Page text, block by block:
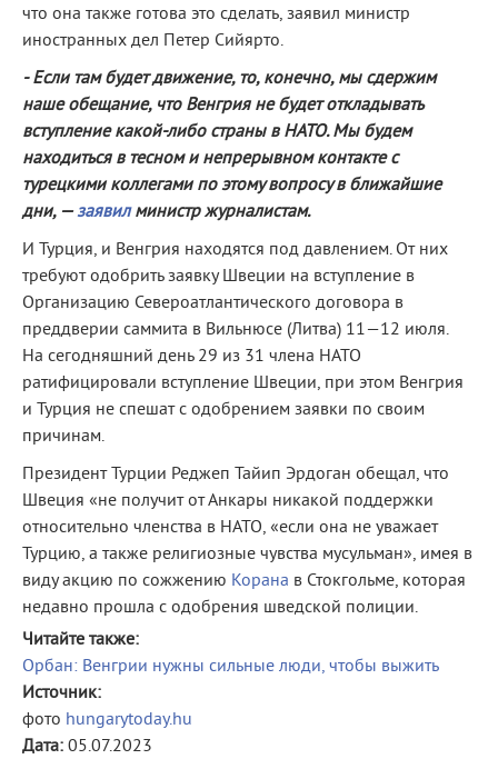
что она также готова это сделать, заявил министр
иностранных дел Петер Сийярто.
- Если там будет движение, то, конечно, мы сдержим
наше обещание, что Венгрия не будет откладывать
вступление какой-либо страны в НАТО. Мы будем
находиться в тесном и непрерывном контакте с
турецкими коллегами по этому вопросу в ближайшие
дни, —заявилминистр журналистам.
И Турция, и Венгрия находятся под давлением. От них
требуют одобрить заявку Швеции на вступление в
Организацию Североатлантического договора в
преддверии саммита в Вильнюсе (Литва) 11—12 июля.
На сегодняшний день 29 из 31 члена НАТО
ратифицировали вступление Швеции, при этом Венгрия
и Турция не спешат с одобрением заявки по своим
причинам.
Президент Турции Реджеп Тайип Эрдоган обещал, что
Швеция «не получит от Анкары никакой поддержки
относительно членства в НАТО, «если она не уважает
Турцию, а также религиозные чувства мусульман», имея в
виду акцию по сожжению Корана в Стокгольме, которая
недавно прошла с одобрения шведской полиции.
Читайте также:
Орбан: Венгрии нужны сильные люди, чтобы выжить
Источник:
фото hungarytoday.hu
Дата: 05.07.2023